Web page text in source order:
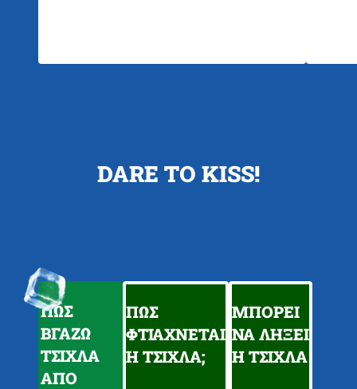
DARE TO KISS!
ΠΩΣ
ΒΓΑΖΩ
ΤΣΙΧΛΑ
ΑΠΟ
ΠΩΣ
ΦΤΙΑΧΝΕΤΑΙ
Η ΤΣΙΧΛΑ;
ΜΠΟΡΕΙ
ΝΑ ΛΗΞΕΙ
Η ΤΣΙΧΛΑ